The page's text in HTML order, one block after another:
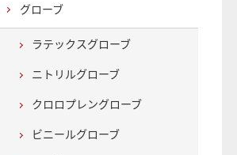
グローブ
ラテックスグローブ
ニトリルグローブ
クロロプレングローブ
ビニールグローブ